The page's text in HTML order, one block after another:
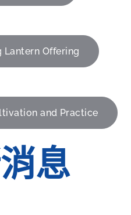
Lantern Offering
and Practice
息